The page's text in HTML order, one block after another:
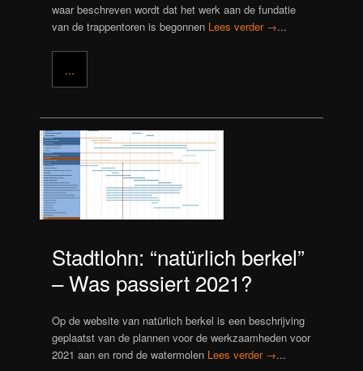
waar beschreven wordt dat het werk aan de fundatie
van de trappentoren is begonnen Lees verder →...
...
Stadtlohn: “natürlich berkel”
– Was passiert 2021?
Op de website van natürlich berkel is een beschrijving
geplaatst van de plannen voor de werkzaamheden voor
2021 aan en rond de watermolen Lees verder →...